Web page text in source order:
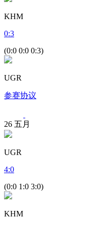
KHM
0:3
(0:0 0:0 0:3)
UGR
参赛协议
26 五月
UGR
4:0
(0:0 1:0 3:0)
KHM